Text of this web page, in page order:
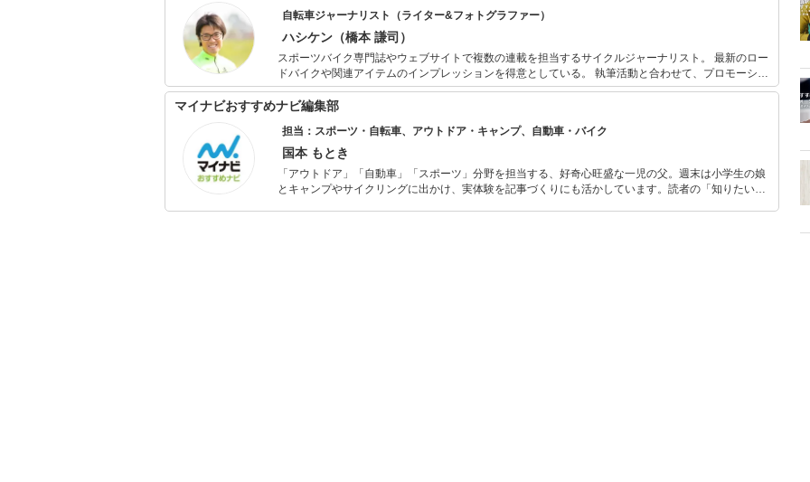
自転車ジャーナリスト（ライター&フォトグラファー）
ハシケン（橋本 謙司）
スポーツバイク専門誌やウェブサイトで複数の連載を担当するサイクルジャーナリスト。 最新のロー
ドバイクや関連アイテムのインプレッションを得意としている。 執筆活動と合わせて、プロモーショ
ンムービーの撮影と編集を手がけ、スポーツバイクに関するあらゆる情報発信に取り組む。 また、国
内外のサイクリングイベントに積極的に参加。ヒルクライムレースやロードレースでの数々の優勝経
完全攻略」（エイムック） 「ロードバイクを自在に操るための知識・技術・トレーニング」（ナツメ
社） 「じてんしゃと泊まる宿」（ガイドワークス）
マイナビおすすめナビ編集部
担当：スポーツ・自転車、アウトドア・キャンプ、自動車・バイク
国本 もとき
「アウトドア」「自動車」「スポーツ」分野を担当する、好奇心旺盛な一児の父。週末は小学生の娘
とキャンプやサイクリングに出かけ、実体験を記事づくりにも活かしています。読者の「知りたい」